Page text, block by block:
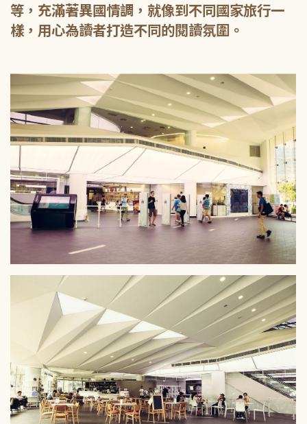
等，充滿著異國情調，就像到不同國家旅行一
樣，用心為讀者打造不同的閱讀氛圍。